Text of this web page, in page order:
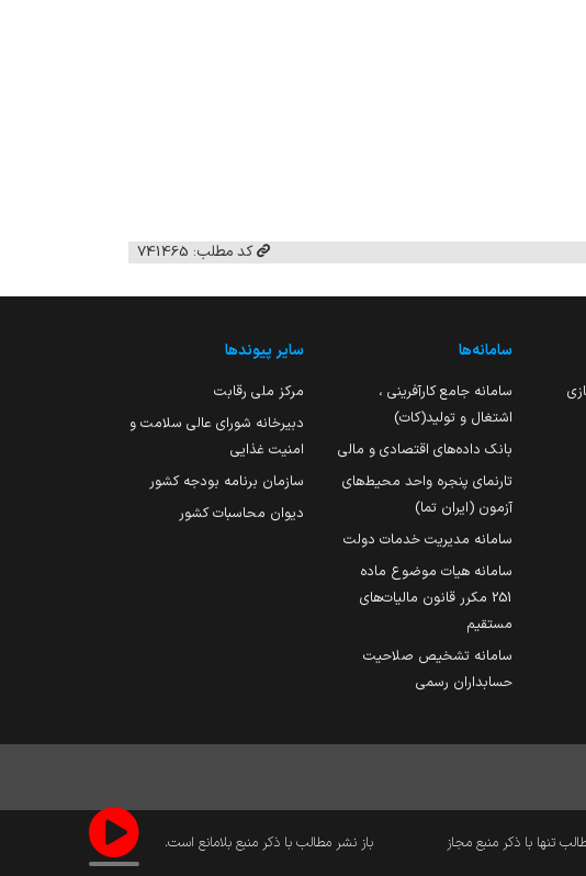
کد مطلب: 741465
سامانه‌ها
سامانه جامع کارآفرینی ،
اشتغال و تولید(کات)
بانک داده‌های اقتصادی و مالی
تارنمای پنجره واحد محیط‌های
آزمون (ایران تما)
سامانه مدیریت خدمات دولت
سامانه هیات موضوع ماده
251 مکرر قانون مالیات‌های
مستقیم
سامانه تشخیص صلاحیت
حسابداران رسمی
سایر پیوندها
مرکز ملی رقابت
دبیرخانه شورای عالی سلامت و
امنیت غذایی
سازمان برنامه بودجه کشور
دیوان محاسبات کشور
تنها با ذکر منبع مجاز
باز نشر مطالب با ذکر منبع بلامانع است.